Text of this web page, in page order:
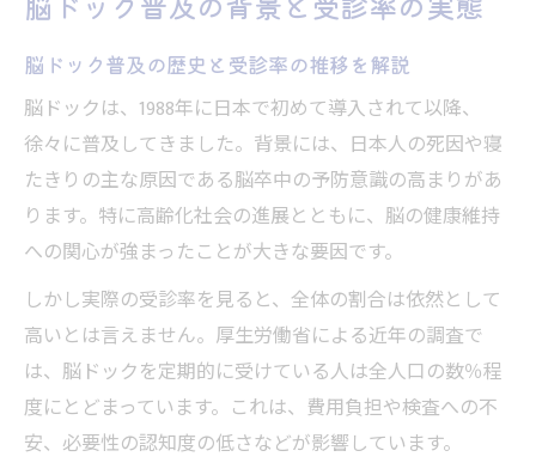
脳ドックを受けた方がいい人の共通点とは
生活習慣や家族歴が脳ドック受診に与える
影響
脳ドック受診対象になる年齢とリスク要因
脳ドックを受けない方がいい場合の判断基
準
脳ドックが本当に必要なケースの見極め方
躊躇や後悔の声から見る検査の本質
脳ドック後悔の声に見られる主な理由
脳ドックは意味ないと感じる瞬間の背景
脳ドック受けない方がいいと思う不安要因
脳ドック普及の歴史と受診率の推移を解説
脳ドックは、1988年に日本で初めて導入されて以降、
徐々に普及してきました。背景には、日本人の死因や寝
たきりの主な原因である脳卒中の予防意識の高まりがあ
ります。特に高齢化社会の進展とともに、脳の健康維持
への関心が強まったことが大きな要因です。
しかし実際の受診率を見ると、全体の割合は依然として
高いとは言えません。厚生労働省による近年の調査で
は、脳ドックを定期的に受けている人は全人口の数％程
度にとどまっています。これは、費用負担や検査への不
安、必要性の認知度の低さなどが影響しています。